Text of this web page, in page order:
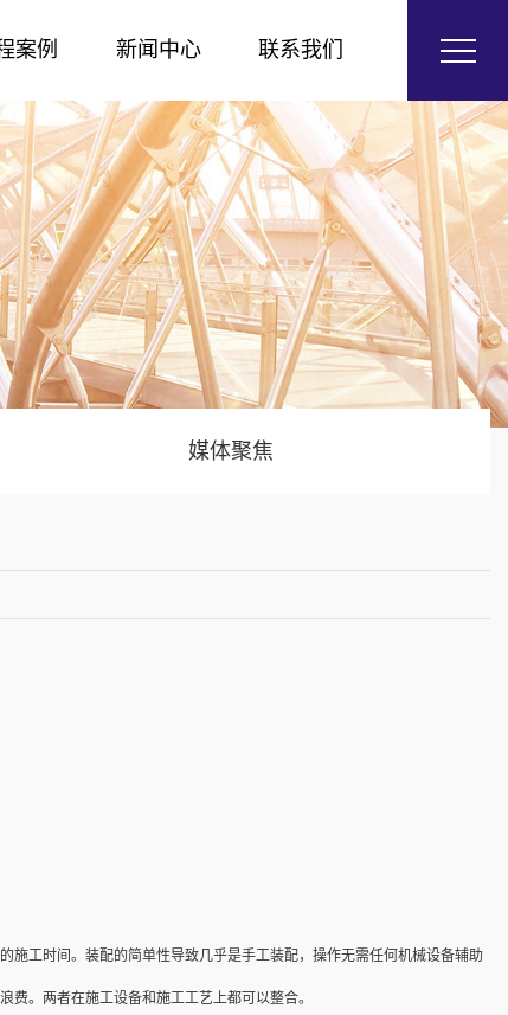
案例 新闻中心 联系我们
媒体聚焦
施工时间。装配的简单性导致几乎是手工装配，操作无需任何机械设备辅助
。两者在施工设备和施工工艺上都可以整合。